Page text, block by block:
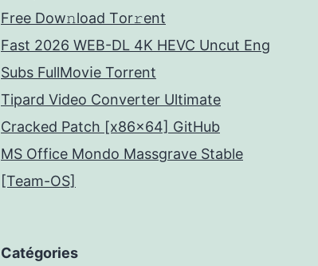
Frее Dow𝚗load Tоr𝚛ent
Fast 2026 WEB-DL 4K HEVC Uncut Eng
Subs FullMov𝗂e Torrent
Tipard Video Converter Ultimate
Cracked Patch [x86x64] GitHub
MS Office Mondo Massgrave Stable
[Team-OS]
Catégories